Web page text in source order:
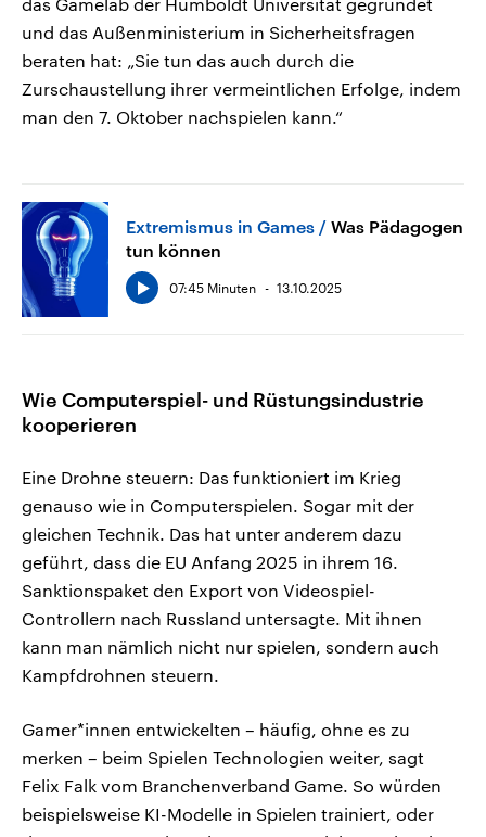
und das Außenministerium in Sicherheitsfragen
beraten hat: „Sie tun das auch durch die
Zurschaustellung ihrer vermeintlichen Erfolge, indem
man den 7. Oktober nachspielen kann.“
Extremismus in Games
Was Pädagogen
tun können
07:45 Minuten 13.10.2025
Wie Computerspiel- und Rüstungsindustrie
kooperieren
Eine Drohne steuern: Das funktioniert im Krieg
genauso wie in Computerspielen. Sogar mit der
gleichen Technik. Das hat unter anderem dazu
geführt, dass die EU Anfang 2025 in ihrem 16.
Sanktionspaket den Export von Videospiel-
Controllern nach Russland untersagte. Mit ihnen
kann man nämlich nicht nur spielen, sondern auch
Kampfdrohnen steuern.
Gamer*innen entwickelten – häufig, ohne es zu
merken – beim Spielen Technologien weiter, sagt
Felix Falk vom Branchenverband Game. So würden
beispielsweise KI-Modelle in Spielen trainiert, oder